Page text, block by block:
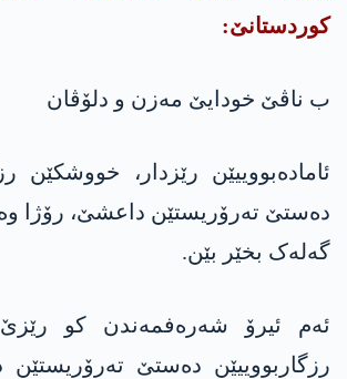
کوردستانێ:
ب ناڤێ خودایێ مەزن و دلۆڤان
ئامادەبووییێن رێزدار، خووشکێن
دەستێ ته‌رۆریستێن داعشێ، رۆژا
گەلەک بخێر بێن.
ئەم ئیرۆ شەرەفمەندن کو رێزێ
رزگاربووییێن دەستێ